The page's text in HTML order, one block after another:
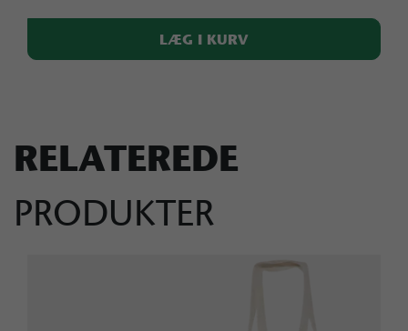
LÆG I KURV
RELATEREDE
PRODUKTER